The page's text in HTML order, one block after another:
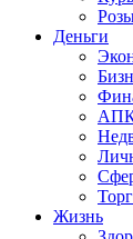
Деньги
Жизнь